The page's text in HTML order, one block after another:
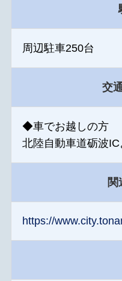
周辺駐車250台
交
◆車でお越しの方
北陸自動車道砺波
関
https://